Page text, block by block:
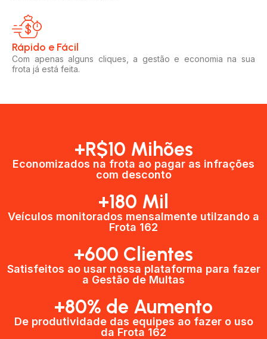
Rápido e Fácil​
Com apenas alguns cliques, a gestão e economia na sua
frota já está feita.
+R$10 Mihões
Economizados na frota ao pagar as infrações
com desconto
+180 Mil
Veículos monitorados mensalmente utilzando a
Frota 162
+600 Clientes​
Satisfeitos ao usar nossa plataforma para fazer
a Gestão de Multas​
+80% de Aumento
De produtividade das equipes ao fazer o uso
da Frota 162​